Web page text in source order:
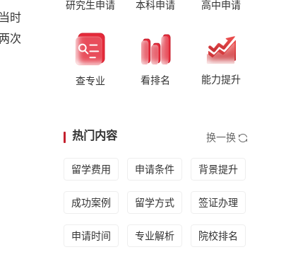
时
次
研究生申请 本科申请 高中申请
查专业 看排名 能力提升
热门内容 换一换
留学费用 申请条件 背景提升
成功案例 留学方式 签证办理
申请时间 专业解析 院校排名